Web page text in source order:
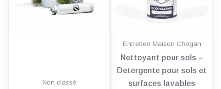
Non classé
Entretien Maison Chogan
Nettoyant pour sols –
Detergente pour sols et
surfaces lavables